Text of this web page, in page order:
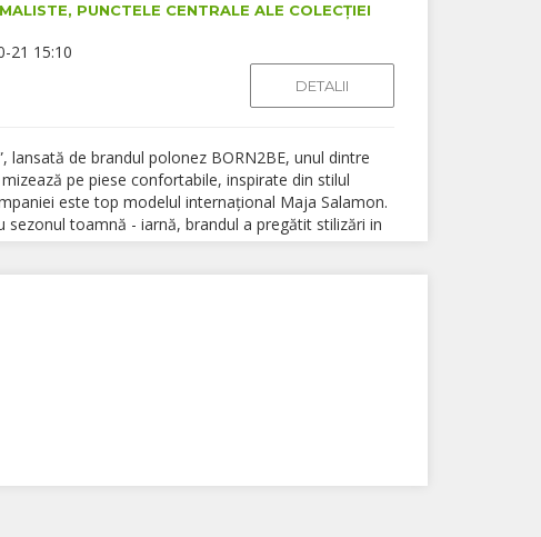
PUNCTELE CENTRALE ALE COLECȚIEI
21 15:10
DETALII
lansată de brandul polonez BORN2BE, unul dintre
pe piese confortabile, inspirate din stilul
este top modelul internațional Maja Salamon.
toamnă - iarnă, brandul a pregătit stilizări in